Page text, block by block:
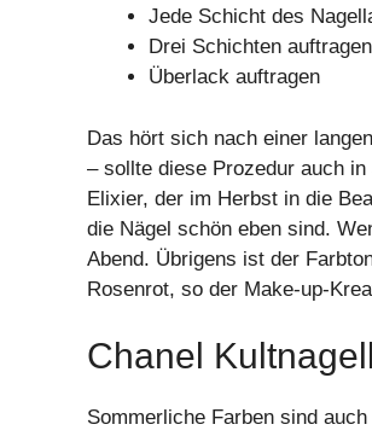
Jede Schicht des
Drei Schichten auftragen
Überlack auftragen
Das hört sich nach einer
– sollte diese Prozedur auch
Elixier, der im Herbst in die
die Nägel schön eben sind.
Abend. Übrigens ist der
Rosenrot, so der Make-up-
Chanel
Sommerliche Farben sind auch